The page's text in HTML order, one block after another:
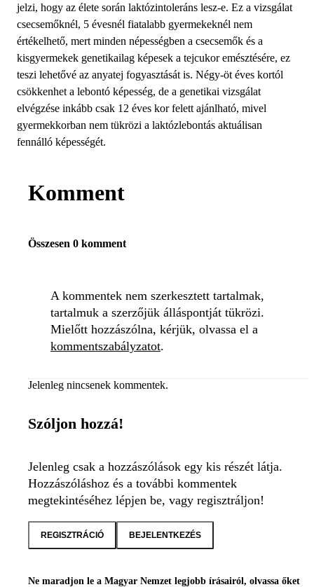
jelzi, hogy az élete során laktózintoleráns lesz-e. Ez a vizsgálat
csecsemőknél, 5 évesnél fiatalabb gyermekeknél nem
értékelhető, mert minden népességben a csecsemők és a
kisgyermekek genetikailag képesek a tejcukor emésztésére, ez
teszi lehetővé az anyatej fogyasztását is. Négy-öt éves kortól
csökkenhet a lebontó képesség, de a genetikai vizsgálat
elvégzése inkább csak 12 éves kor felett ajánlható, mivel
gyermekkorban nem tükrözi a laktózlebontás aktuálisan
fennálló képességét.
Komment
Összesen 0 komment
A kommentek nem szerkesztett tartalmak,
tartalmuk a szerzőjük álláspontját tükrözi.
Mielőtt hozzászólna, kérjük, olvassa el a
kommentszabályzatot.
Jelenleg nincsenek kommentek.
Szóljon hozzá!
Jelenleg csak a hozzászólások egy kis részét látja.
Hozzászóláshoz és a további kommentek
megtekintéséhez lépjen be, vagy regisztráljon!
REGISZTRÁCIÓ BEJELENTKEZÉS
Ne maradjon le a Magyar Nemzet legjobb írásairól, olvassa őket